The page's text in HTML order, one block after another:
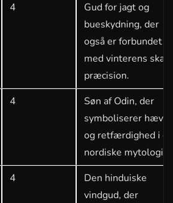
4
Gud for jagt og
bueskydning, der
også er forbundet
med vinterens
præcision.
4
Søn af Odin, der
symboliserer hævn
og retfærdighed i
nordiske mytologi.
4
Den hinduiske
vindgud, der